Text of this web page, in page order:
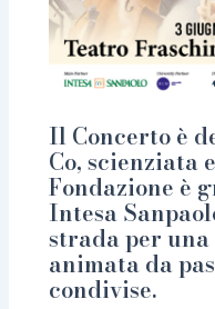
Il Concerto è
Co, scienziata
Fondazione è
Intesa
strada per
animata da
condivise.